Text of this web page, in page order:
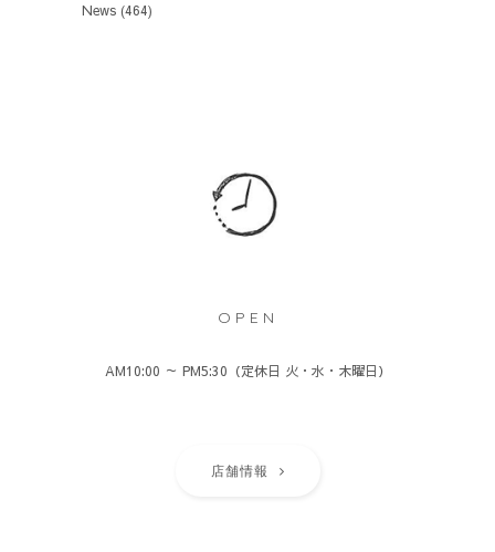
News (464)
OPEN
AM10:00 ～ PM5:30（定休日 火・水・木曜日）
店舗情報